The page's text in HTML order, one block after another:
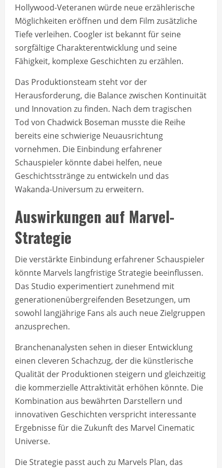
Hollywood-Veteranen würde neue erzählerische
Möglichkeiten eröffnen und dem Film zusätzliche
Tiefe verleihen. Coogler ist bekannt für seine
sorgfältige Charakterentwicklung und seine
Fähigkeit, komplexe Geschichten zu erzählen.
Das Produktionsteam steht vor der
Herausforderung, die Balance zwischen Kontinuität
und Innovation zu finden. Nach dem tragischen
Tod von Chadwick Boseman musste die Reihe
bereits eine schwierige Neuausrichtung
vornehmen. Die Einbindung erfahrener
Schauspieler könnte dabei helfen, neue
Geschichtsstränge zu entwickeln und das
Wakanda-Universum zu erweitern.
Auswirkungen auf Marvel-
Strategie
Die verstärkte Einbindung erfahrener Schauspieler
könnte Marvels langfristige Strategie beeinflussen.
Das Studio experimentiert zunehmend mit
generationenübergreifenden Besetzungen, um
sowohl langjährige Fans als auch neue Zielgruppen
anzusprechen.
Branchenanalysten sehen in dieser Entwicklung
einen cleveren Schachzug, der die künstlerische
Qualität der Produktionen steigern und gleichzeitig
die kommerzielle Attraktivität erhöhen könnte. Die
Kombination aus bewährten Darstellern und
innovativen Geschichten verspricht interessante
Ergebnisse für die Zukunft des Marvel Cinematic
Universe.
Die Strategie passt auch zu Marvels Plan, das